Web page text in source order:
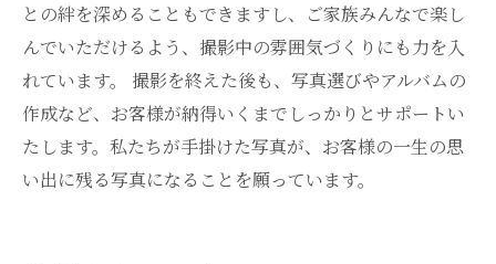
との絆を深めることもできますし、ご家族みんなで楽し
んでいただけるよう、撮影中の雰囲気づくりにも力を入
れています。 撮影を終えた後も、写真選びやアルバムの
作成など、お客様が納得いくまでしっかりとサポートい
たします。私たちが手掛けた写真が、お客様の一生の思
い出に残る写真になることを願っています。